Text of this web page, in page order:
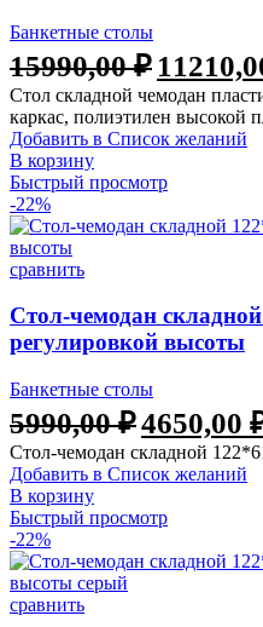
Банкетные столы
15990,00₽
Стол складной чемодан
каркас, полиэтилен высокой
Добавить в Список желаний
В корзину
Быстрый просмотр
-22%
сравнить
Стол-чемодан
регулировкой высоты
Банкетные столы
5990,00₽4650,00
Стол-чемодан складной
Добавить в Список желаний
В корзину
Быстрый просмотр
-22%
сравнить